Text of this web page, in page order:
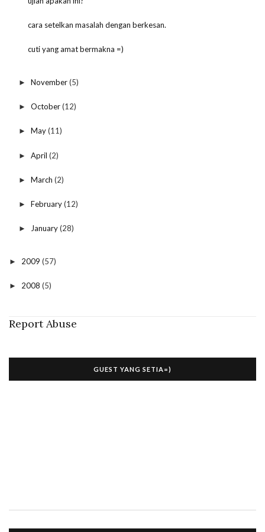
cara setelkan masalah dengan berkesan.
cuti yang amat bermakna =)
► November(5)
► October(12)
► May(11)
► April (2)
► March (2)
► February(12)
► January(28)
► 2009 (57)
► 2008 (5)
Report Abuse
GUEST YANG SETIA=)